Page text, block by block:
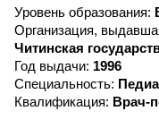
Уровень образования:
Организация,
Читинская
Год выдачи: 1996
Специальность:
Квалификация: Врач-